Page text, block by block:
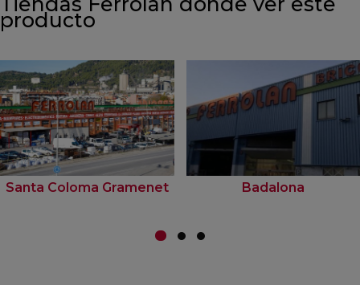
producto
Santa Coloma Gramenet Badalona